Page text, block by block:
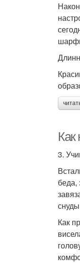
Как
3.
беда,
Как